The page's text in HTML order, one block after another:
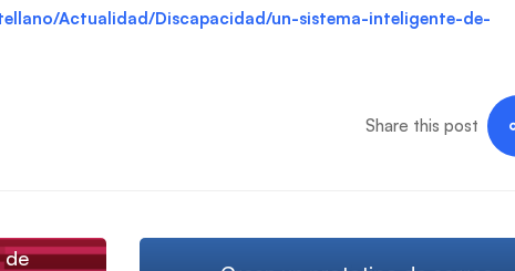
Actualidad/Discapacidad/un-sistema-inteligente-de-
Share this post
de